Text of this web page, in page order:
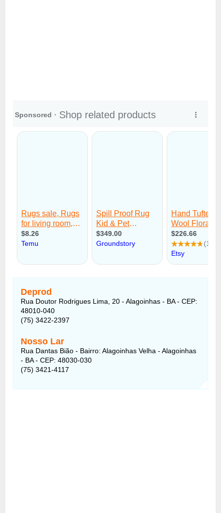
Deprod
Rua Doutor Rodrigues Lima, 20 - Alagoinhas - BA - CEP:
48010-040
(75) 3422-2397
Nosso Lar
Rua Dantas Bião - Bairro: Alagoinhas Velha - Alagoinhas
- BA - CEP: 48030-030
(75) 3421-4117